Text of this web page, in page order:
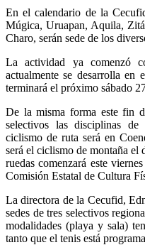
En el calendario de la
Múgica, Uruapan, Aquila,
Charo, serán sede de los
La actividad ya comenzó
actualmente se desarrolla
terminará el próximo sábado
De la misma forma este fin
selectivos las disciplinas
ciclismo de ruta será en
será el ciclismo de montaña el
ruedas comenzará este
Comisión Estatal de Cultura
La directora de la Cecufid,
sedes de tres selectivos
modalidades (playa y sala)
tanto que el tenis está